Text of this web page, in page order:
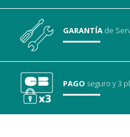
GARANTÍA de
PAGO seguroy 3